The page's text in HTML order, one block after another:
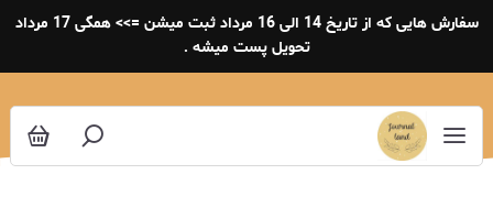
سفارش هایی که از تاریخ 14 الی 16 مرداد ثبت میشن =>> همگی 17 مرداد
تحویل پست میشه .